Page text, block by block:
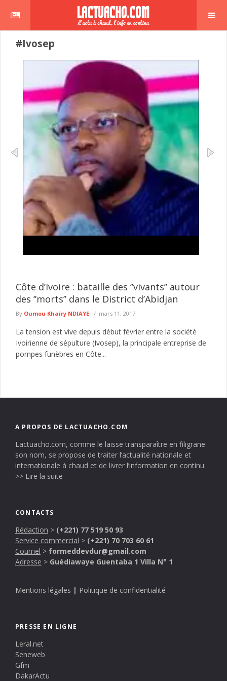
#Ivosep
département de Keur Massar. Après celui de l'ancienne ministre
de la ...
lire plus
Côte d’Ivoire : bataille des ‘’vivants’’ autour
des ‘’morts’’ dans le District d’Abidjan
By Oumou Khaïry NDIAYE mars 11, 2017
La tension est vive depuis début février entre la société
Ivoirienne de sépulture (Ivosep), la principale entreprise de
pompes funèbres en Côte...
A PROPOS DE LACTUACHO.COM
Lactuacho.com, comme le laisse transparaître en filigrane
son nom, se propose de traiter l’actualité nationale et
internationale à chaud et de livrer l’information en continu.
>> Lire la suite
CONTACTS
Rédaction > (+221) 77 519 50 93
Service commercial > (+221) 70 703 60 61
Courriel > formeddevdur@gmail.com
Adresse > Guédiawaye Guentaba 1 Villa N° 1
Mentions légales | Politique de confidentialité
PRESSE EN LIGNE
Leral.net
Seneweb
Gfm
DakarActu